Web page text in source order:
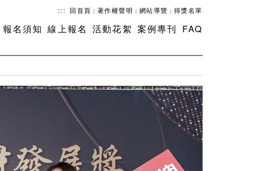
::: 回首頁 | 著作權聲明 | 網站導覽 | 得獎名單
報名須知 線上報名 活動花絮 案例專刊 FAQ